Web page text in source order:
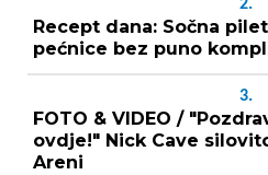
2.
Recept dana: Sočna
pećnice bez puno
3.
FOTO & VIDEO /
ovdje!" Nick Cave
Areni